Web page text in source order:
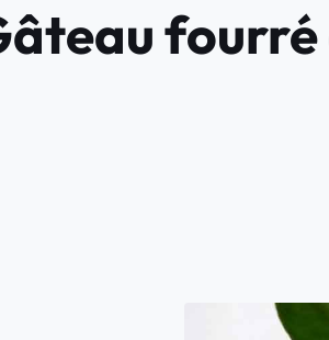
fourré